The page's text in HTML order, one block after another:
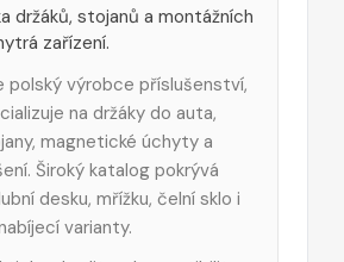
držáků, stojanů a montážních
zařízení.
polský výrobce příslušenství,
na držáky do auta,
magnetické úchyty a
Široký katalog pokrývá
desku, mřížku, čelní sklo i
varianty.